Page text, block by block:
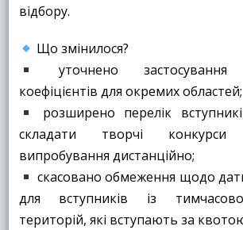
відбору.
Що змінилося?
уточнено застосування
коефіцієнтів для окремих областей;
розширено перелік
складати творчі
випробування дистанційно;
скасовано обмеження щодо
для вступників із
територій, які вступають за